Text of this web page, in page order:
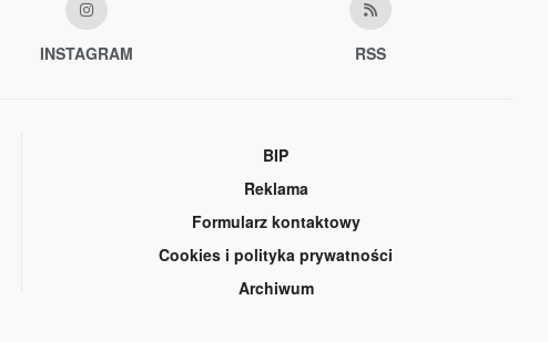
INSTAGRAM RSS
BIP
Reklama
Formularz kontaktowy
Cookies i polityka prywatności
Archiwum